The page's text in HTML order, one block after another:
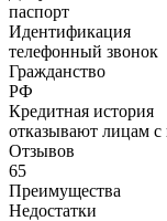
паспорт
Идентификация
телефонный звонок
Гражданство
РФ
Кредитная история
отказывают лицам
Отзывов
65
Преимущества
Недостатки